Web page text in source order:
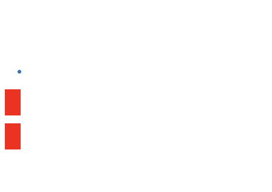
Publikace